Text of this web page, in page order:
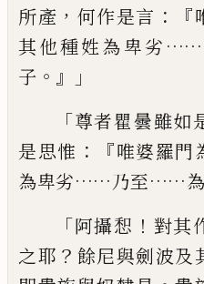
所產 ， 何作是言 ：『
其他種姓為卑劣 ……
子 。』」
「尊者瞿曇雖如
是思惟 ：『唯婆羅門
為卑劣……乃至……
「阿攝惒 ！ 對其
之耶 ？ 餘尼與劍波及